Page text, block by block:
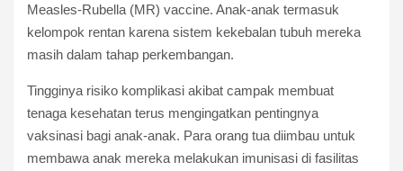
Measles-Rubella (MR) vaccine. Anak-anak termasuk
kelompok rentan karena sistem kekebalan tubuh mereka
masih dalam tahap perkembangan.
Tingginya risiko komplikasi akibat campak membuat
tenaga kesehatan terus mengingatkan pentingnya
vaksinasi bagi anak-anak. Para orang tua diimbau untuk
membawa anak mereka melakukan imunisasi di fasilitas